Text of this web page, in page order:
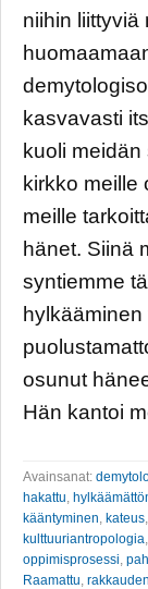
niihin liittyviä
kasvavasti
kuoli
kirkko meille
meille
hänet. Siinä
syntiemme
osunut
Hän kantoi
Avainsanat:
hakattu
kääntyminen kateus
kulttuuriantropologia
oppimisprosessi
Raamattu